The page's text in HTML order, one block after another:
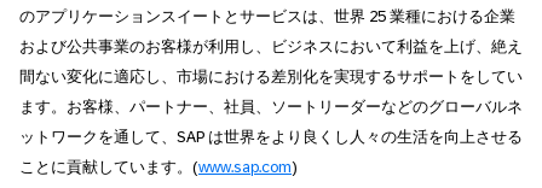
のアプリケーションスイートとサービスは、世界 25 業種における企業
および公共事業のお客様が利用し、ビジネスにおいて利益を上げ、絶え
間ない変化に適応し、市場における差別化を実現するサポートをしてい
ます。お客様、パートナー、社員、ソートリーダーなどのグローバルネ
ットワークを通して、SAP は世界をより良くし人々の生活を向上させる
ことに貢献しています。(www.sap.com)